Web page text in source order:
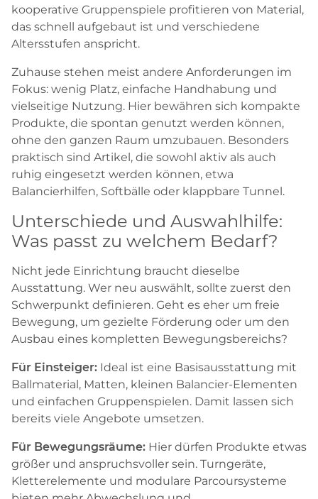
kooperative Gruppenspiele profitieren von Material,
das schnell aufgebaut ist und verschiedene
Altersstufen anspricht.
Zuhause stehen meist andere Anforderungen im
Fokus: wenig Platz, einfache Handhabung und
vielseitige Nutzung. Hier bewähren sich kompakte
Produkte, die spontan genutzt werden können,
ohne den ganzen Raum umzubauen. Besonders
praktisch sind Artikel, die sowohl aktiv als auch
ruhig eingesetzt werden können, etwa
Balancierhilfen, Softbälle oder klappbare Tunnel.
Unterschiede und Auswahlhilfe:
Was passt zu welchem Bedarf?
Nicht jede Einrichtung braucht dieselbe
Ausstattung. Wer neu auswählt, sollte zuerst den
Schwerpunkt definieren. Geht es eher um freie
Bewegung, um gezielte Förderung oder um den
Ausbau eines kompletten Bewegungsbereichs?
Für Einsteiger: Ideal ist eine Basisausstattung mit
Ballmaterial, Matten, kleinen Balancier-Elementen
und einfachen Gruppenspielen. Damit lassen sich
bereits viele Angebote umsetzen.
Für Bewegungsräume: Hier dürfen Produkte etwas
größer und anspruchsvoller sein. Turngeräte,
Kletterelemente und modulare Parcoursysteme